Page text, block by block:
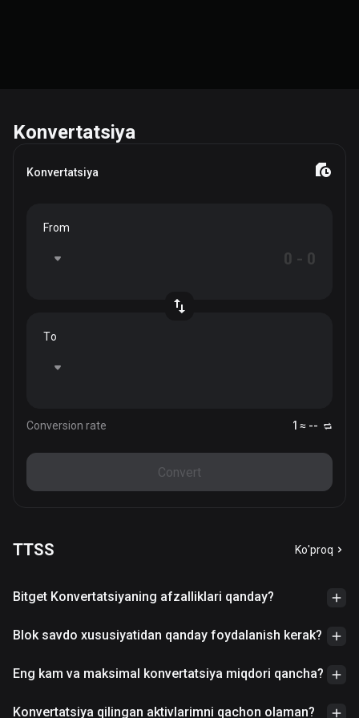
Konvertatsiya
Konvertatsiya
From
To
Conversion rate 1 ≈ --
Convert
TTSS Ko'proq
Bitget Konvertatsiyaning afzalliklari qanday?
Blok savdo xususiyatidan qanday foydalanish kerak?
Eng kam va maksimal konvertatsiya miqdori qancha?
Konvertatsiya qilingan aktivlarimni qachon olaman?